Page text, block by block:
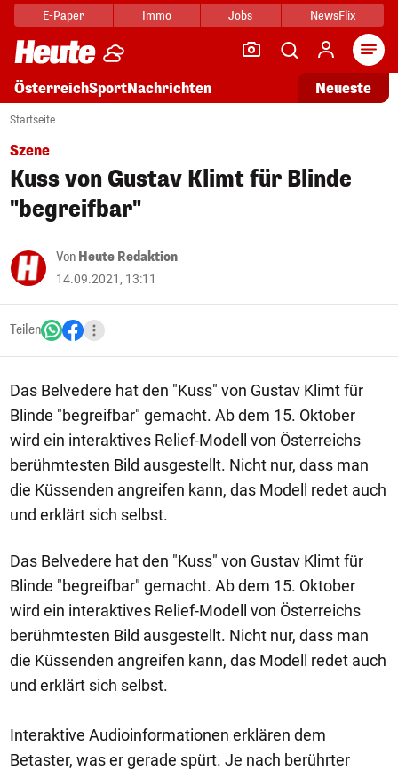
E-Paper Immo Jobs NewsFlix
ÖsterreichSportNachrichten Neueste
Startseite
Szene
Kuss von Gustav Klimt für Blinde
"begreifbar"
Von Heute Redaktion
14.09.2021, 13:11
Teilen
Das Belvedere hat den "Kuss" von Gustav Klimt für
Blinde "begreifbar" gemacht. Ab dem 15. Oktober
wird ein interaktives Relief-Modell von Österreichs
berühmtesten Bild ausgestellt. Nicht nur, dass man
die Küssenden angreifen kann, das Modell redet auch
und erklärt sich selbst.
Das Belvedere hat den "Kuss" von Gustav Klimt für
Blinde "begreifbar" gemacht. Ab dem 15. Oktober
wird ein interaktives Relief-Modell von Österreichs
berühmtesten Bild ausgestellt. Nicht nur, dass man
die Küssenden angreifen kann, das Modell redet auch
und erklärt sich selbst.
Interaktive Audioinformationen erklären dem
Betaster, was er gerade spürt. Je nach berührter